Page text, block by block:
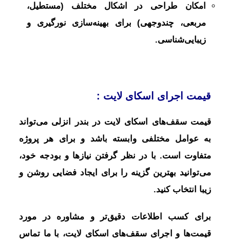
امکان طراحی در اشکال مختلف (مستطیل،
مربعی، چندوجهی) برای بهینه‌سازی نورگیری و
زیبایی‌شناسی.
قیمت اجرای اسکای لایت :
قیمت سقف‌های اسکای لایت در بندر انزلی می‌تواند
به عوامل مختلفی وابسته باشد و برای هر پروژه
متفاوت است. با در نظر گرفتن نیازها و بودجه خود،
می‌توانید بهترین گزینه را برای ایجاد فضایی روشن و
زیبا انتخاب کنید.
برای کسب اطلاعات دقیق‌تر و مشاوره در مورد
قیمت‌ها و اجرای سقف‌های اسکای لایت، با ما تماس